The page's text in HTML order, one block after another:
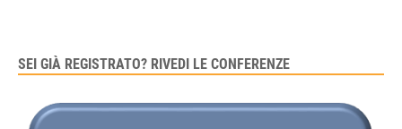
SEI GIÀ REGISTRATO? RIVEDI LE CONFERENZE